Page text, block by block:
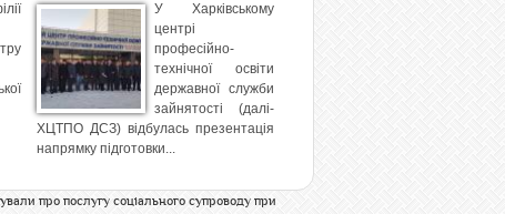
У Харківському
центрі
професійно-
технічної освіти
державної служби
зайнятості (далі-
ХЦТПО ДСЗ) відбулась презентація
напрямку підготовки...
про послугу соціального супроводу при